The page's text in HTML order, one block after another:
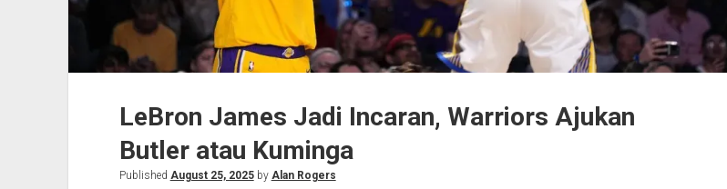
LeBron James Jadi Incaran, Warriors Ajukan
Butler atau Kuminga
Published August 25, 2025by Alan Rogers